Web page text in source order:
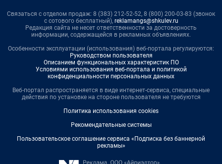
Связаться с отделом продаж: 8 (383) 212-52-52, 8 (800) 200-03-83 (звонок
с сотового бесплатный), reklamangs@shkulev.ru
Редакция сайта не несет ответственности за достоверность
информации, содержащейся в рекламных объявлениях.
Особенности эксплуатации (использования) веб-портала регулируются:
Руководством пользователя
Описанием функциональных характеристик ПО
Условиями использования веб-портала и политикой
конфиденциальности персональных данных
Веб-портал распространяется в виде интернет-сервиса, специальные
действия по установке на стороне пользователя не требуются
Политика использования cookies
Рекомендательные системы
Пользовательское соглашение сервиса «Подписка без баннерной
рекламы»